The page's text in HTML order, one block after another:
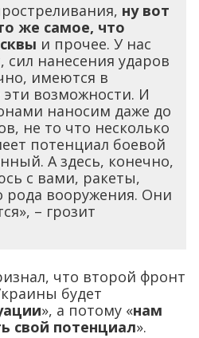
ну вот
же самое, что
и прочее. У нас
сил нанесения ударов
имеются в
возможности. И
наносим даже до
не то что несколько
потенциал боевой
А здесь, конечно,
с вами, ракеты,
рода вооружения. Они
– грозит
что второй фронт
будет
», а потому «нам
свой потенциал».